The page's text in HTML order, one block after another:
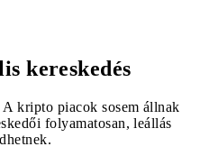
kereskedés
kripto piacok sosem állnak
folyamatosan, leállás